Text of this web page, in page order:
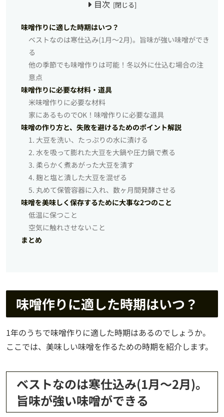
目次
味噌作りに適した時期はいつ？
ベストなのは寒仕込み(1月〜2月)。旨味が強い味噌ができ
る
他の季節でも味噌作りは可能！冬以外に仕込む場合の注
意点
味噌作りに必要な材料・道具
米味噌作りに必要な材料
家にあるものでOK！味噌作りに必要な道具
味噌の作り方と、失敗を避けるためのポイント解説
1. 大豆を洗い、たっぷりの水に漬ける
2. 水を吸って膨れた大豆を大鍋や圧力鍋で煮る
3. 柔らかく煮あがった大豆を潰す
4. 麹と塩と潰した大豆を混ぜる
5. 丸めて保管容器に入れ、数ヶ月間発酵させる
味噌を美味しく保存するために大事な2つのこと
低温に保つこと
空気に触れさせないこと
まとめ
味噌作りに適した時期はいつ？
1年のうちで味噌作りに適した時期はあるのでしょうか。
ここでは、美味しい味噌を作るための時期を紹介します。
ベストなのは寒仕込み(1月〜2月)。
旨味が強い味噌ができる